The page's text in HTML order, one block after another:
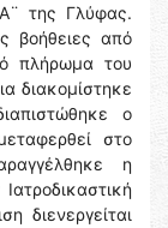
της Γλύφας.
βοήθειες από
πλήρωμα του
διακομίστηκε
ο
στο
η
διενεργείται